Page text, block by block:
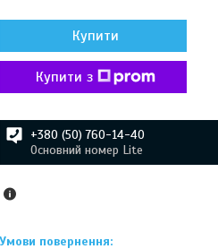
Купити
Купити з
+380 (50) 760-14-40
Основний номер Lite